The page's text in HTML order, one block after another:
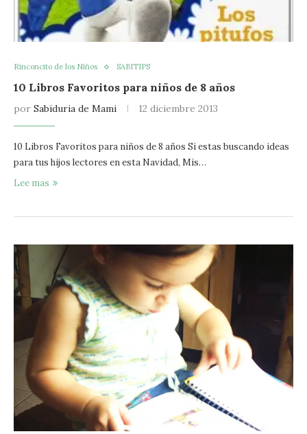
Rinconcito de los Niños SABITIPS
10 Libros Favoritos para niños de 8 años
por Sabiduria de Mami 12 diciembre 2013
10 Libros Favoritos para niños de 8 años Si estas buscando ideas
para tus hijos lectores en esta Navidad, Mis…
Lee mas